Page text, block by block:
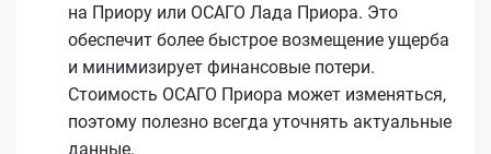
на Приору или ОСАГО Лада Приора. Это
обеспечит более быстрое возмещение ущерба
и минимизирует финансовые потери.
Стоимость ОСАГО Приора может изменяться,
поэтому полезно всегда уточнять актуальные
данные.